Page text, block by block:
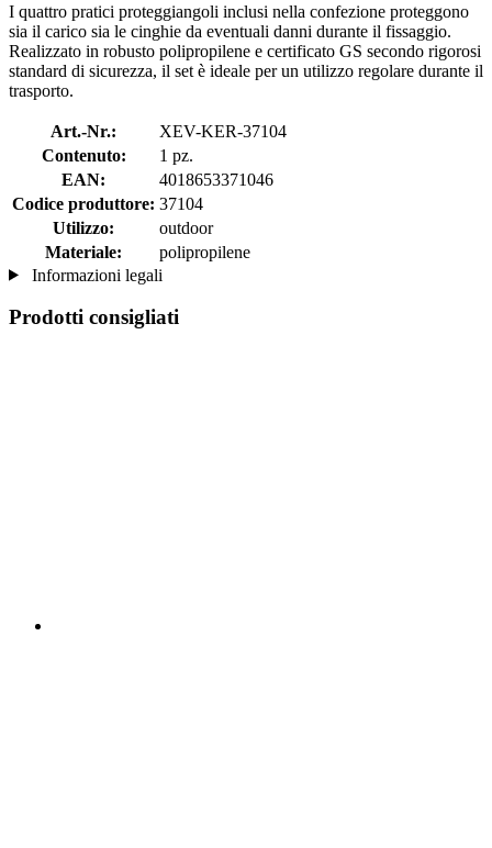
I quattro pratici proteggiangoli inclusi nella confezione proteggono
sia il carico sia le cinghie da eventuali danni durante il fissaggio.
Realizzato in robusto polipropilene e certificato GS secondo rigorosi
standard di sicurezza, il set è ideale per un utilizzo regolare durante il
trasporto.
Art.-Nr.:
XEV-KER-37104
Contenuto:
1 pz.
EAN:
4018653371046
Codice produttore: 37104
Utilizzo:
outdoor
Materiale:
polipropilene
Informazioni legali
Prodotti consigliati